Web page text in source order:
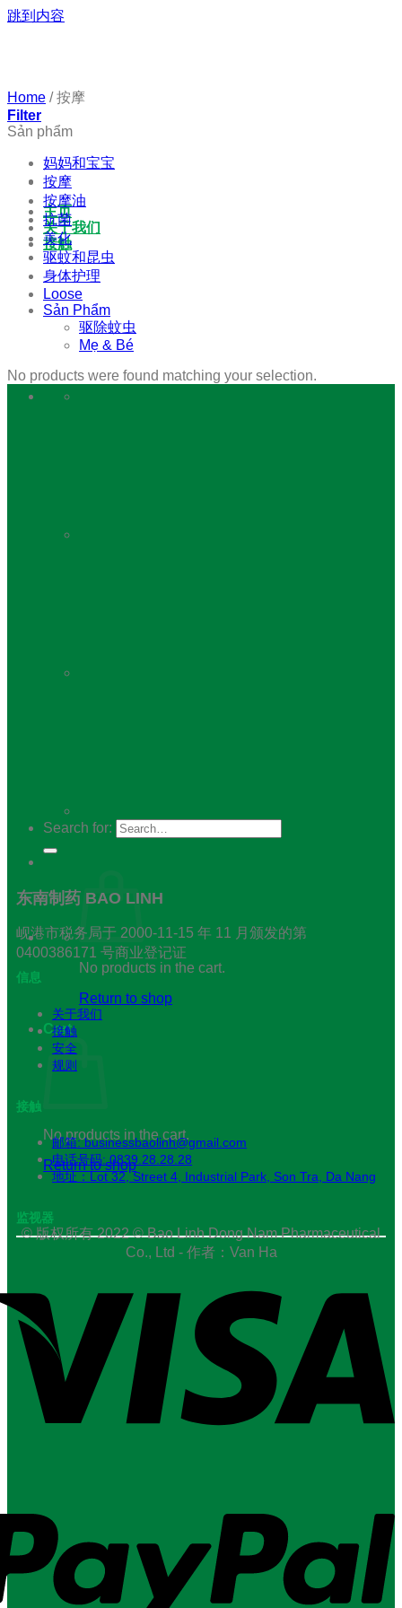
跳到内容
主页
关于我们
接触
Search for:
No products in the cart.
Return to shop
Cart
No products in the cart.
Return to shop
Home /按摩
Filter
Sản phẩm
妈妈和宝宝
按摩
按摩油
抗菌
美化
驱蚊和昆虫
身体护理
Loose
Sản Phẩm
驱除蚊虫
Mẹ & Bé
No products were found matching your selection.
东南制药 BAO LINH
岘港市税务局于 2000-11-15 年 11 月颁发的第
0400386171 号商业登记证
信息
关于我们
接触
安全
规则
接触
邮箱: businessbaolinh@gmail.com
电话号码: 0839.28.28.28
地址：Lot 32, Street 4, Industrial Park, Son Tra, Da Nang
监视器
© 版权所有 2022 © Bao Linh Dong Nam Pharmaceutical
Co., Ltd - 作者：Van Ha